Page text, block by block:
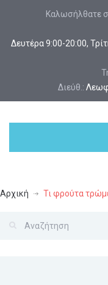
Καλωσήλθατε
Δευτέρα 9:00-20:00,
Διεύθ.:
Αρχική Τι φρούτα